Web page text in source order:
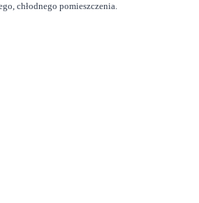
chłodnego pomieszczenia.